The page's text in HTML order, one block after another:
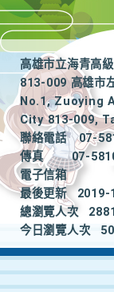
高雄市立海青高
813-009 高雄市
No.1, Zuoying
City 813-009,
聯絡電話
07-
傳真
07-
電子信箱
最後更新
2019-
總瀏覽人次
今日瀏覽人次